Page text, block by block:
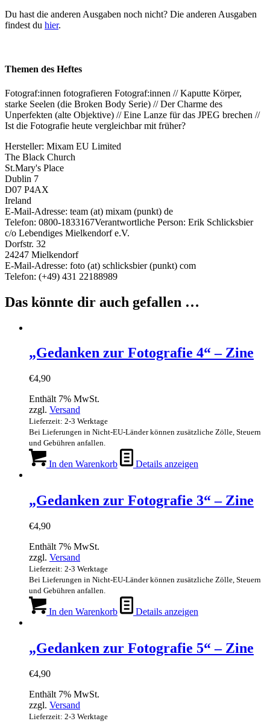
Du hast die anderen Ausgaben noch nicht? Die anderen Ausgaben
findest du hier.
Themen des Heftes
Fotograf:innen fotografieren Fotograf:innen // Kaputte Körper,
starke Seelen (die Broken Body Serie) // Der Charme des
Unperfekten (alte Objektive) // Eine Lanze für das JPEG brechen //
Ist die Fotografie heute vergleichbar mit früher?
Hersteller: Mixam EU Limited
The Black Church
St.Mary's Place
Dublin 7
D07 P4AX
Ireland
E-Mail-Adresse: team (at) mixam (punkt) de
Telefon: 0800-1833167Verantwortliche Person: Erik Schlicksbier
c/o Lebendiges Mielkendorf e.V.
Dorfstr. 32
24247 Mielkendorf
E-Mail-Adresse: foto (at) schlicksbier (punkt) com
Telefon: (+49) 431 22188989
Das könnte dir auch gefallen …
„Gedanken zur Fotografie 4“ – Zine
€4,90
Enthält 7% MwSt.
zzgl. Versand
Lieferzeit: 2-3 Werktage
Bei Lieferungen in Nicht-EU-Länder können zusätzliche Zölle, Steuern
und Gebühren anfallen.
In den Warenkorb Details anzeigen
„Gedanken zur Fotografie 3“ – Zine
€4,90
Enthält 7% MwSt.
zzgl. Versand
Lieferzeit: 2-3 Werktage
Bei Lieferungen in Nicht-EU-Länder können zusätzliche Zölle, Steuern
und Gebühren anfallen.
In den Warenkorb Details anzeigen
„Gedanken zur Fotografie 5“ – Zine
€4,90
Enthält 7% MwSt.
zzgl. Versand
Lieferzeit: 2-3 Werktage